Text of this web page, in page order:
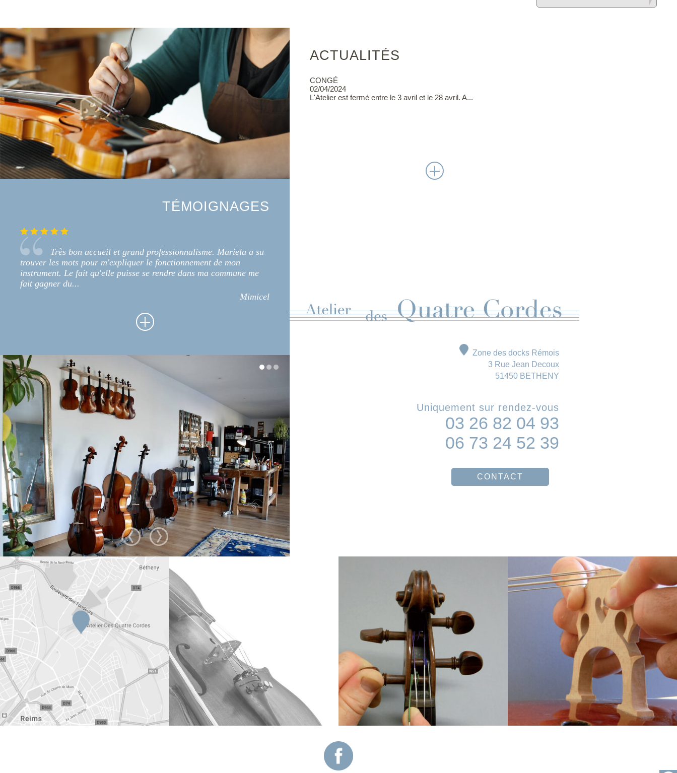
TÉMOIGNAGES
Très bon accueil et grand professionnalisme. Mariela a su
trouver les mots pour m'expliquer le fonctionnement de mon
instrument. Le fait qu'elle puisse se rendre dans ma commune me
fait gagner du...
Mimicel
ACTUALITÉS
CONGÉ
02/04/2024
L'Atelier est fermé entre le 3 avril et le 28 avril. A...
Zone des docks Rémois
3 Rue Jean Decoux
51450 BETHENY
Uniquement sur rendez-vous
03 26 82 04 93
06 73 24 52 39
CONTACT